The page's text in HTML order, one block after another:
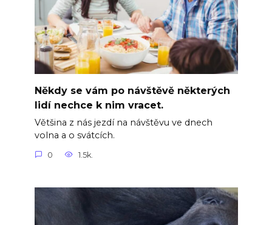
Někdy se vám po návštěvě některých
lidí nechce k nim vracet.
Většina z nás jezdí na návštěvu ve dnech
volna a o svátcích.
0 1.5k.